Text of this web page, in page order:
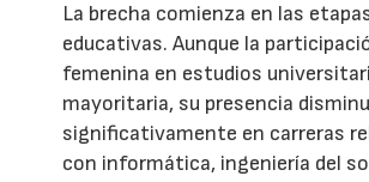
La brecha comienza en las
educativas. Aunque la
femenina en estudios
mayoritaria, su presencia
significativamente en carreras
con informática, ingeniería del